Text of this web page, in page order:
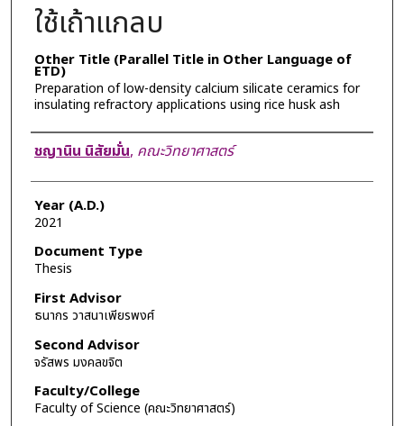
ใช้เถ้าแกลบ
Other Title (Parallel Title in Other Language of
ETD)
Preparation of low-density calcium silicate ceramics for
insulating refractory applications using rice husk ash
Author
ชญานิน นิสัยมั่น, คณะวิทยาศาสตร์
Year (A.D.)
2021
Document Type
Thesis
First Advisor
ธนากร วาสนาเพียรพงศ์
Second Advisor
จรัสพร มงคลขจิต
Faculty/College
Faculty of Science (คณะวิทยาศาสตร์)